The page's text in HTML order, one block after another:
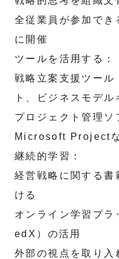
全従業員が参加でき
に開催
ツールを活用する：
戦略立案支援ツール
ト、ビジネスモデル
プロジェクト管理
Microsoft Project
継続的学習：
経営戦略に関する書
ける
オンライン学習プ
edX）の活用
外部の視点を取り入